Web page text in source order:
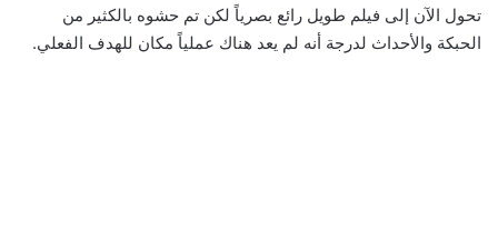
تحول الآن إلى فيلم طويل رائع بصرياً لكن تم حشوه بالكثير من
الحبكة والأحداث لدرجة أنه لم يعد هناك عملياً مكان للهدف الفعلي.